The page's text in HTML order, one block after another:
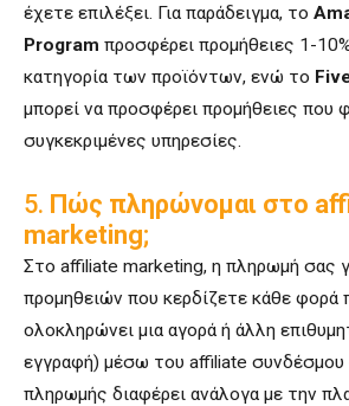
έχετε επιλέξει. Για παράδειγμα, το
Program προσφέρει προμήθειες 1-
κατηγορία των προϊόντων, ενώ το
μπορεί να προσφέρει προμήθειες που
συγκεκριμένες υπηρεσίες.
5. Πώς πληρώνομαι στο
marketing;
Στο affiliate marketing, η πληρωμή σας
προμηθειών που κερδίζετε κάθε φορά
ολοκληρώνει μια αγορά ή άλλη
εγγραφή) μέσω του affiliate συνδέσμου
πληρωμής διαφέρει ανάλογα με την